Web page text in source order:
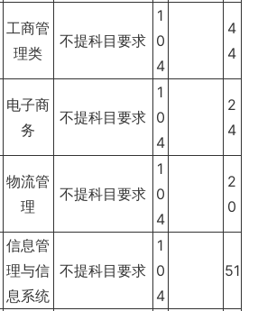
工商管
理类
不提科目要求
1
0
4
4
4
电子商
务
不提科目要求
1
0
4
2
4
物流管
理
不提科目要求
1
0
4
2
0
信息管
理与信
息系统
不提科目要求
1
0
4
51